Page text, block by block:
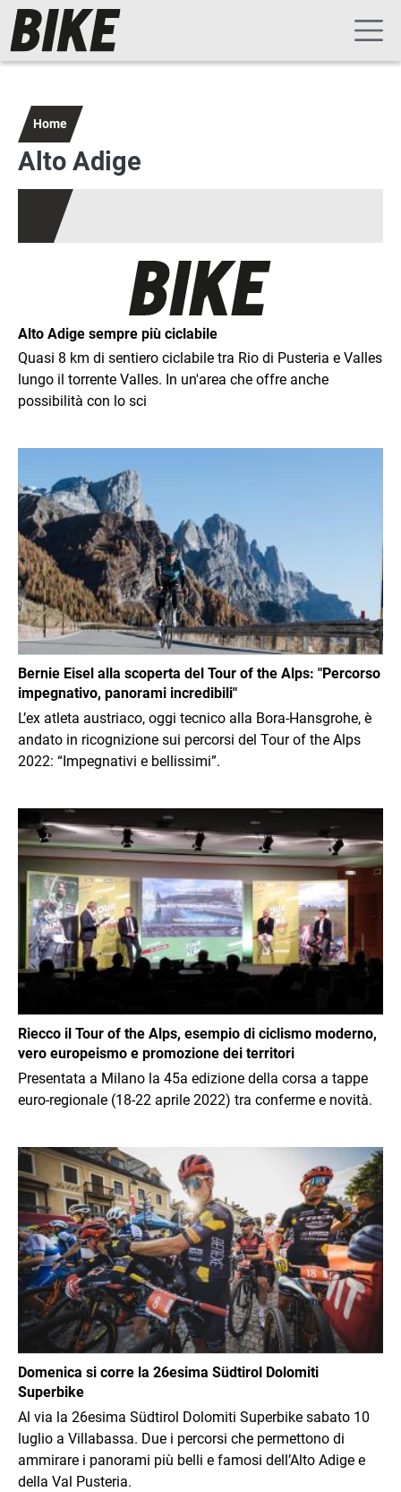
Salta al contenuto principale
Navigazione principale
Home
Alto Adige
Alto Adige sempre più ciclabile
Quasi 8 km di sentiero ciclabile tra Rio di Pusteria e Valles
lungo il torrente Valles. In un'area che offre anche
possibilità con lo sci
Bernie Eisel alla scoperta del Tour of the Alps: "Percorso
impegnativo, panorami incredibili"
L’ex atleta austriaco, oggi tecnico alla Bora-Hansgrohe, è
andato in ricognizione sui percorsi del Tour of the Alps
2022: “Impegnativi e bellissimi”.
Immagine
Riecco il Tour of the Alps, esempio di ciclismo moderno,
vero europeismo e promozione dei territori
Presentata a Milano la 45a edizione della corsa a tappe
euro-regionale (18-22 aprile 2022) tra conferme e novità.
Immagine
Domenica si corre la 26esima Südtirol Dolomiti
Superbike
Al via la 26esima Südtirol Dolomiti Superbike sabato 10
luglio a Villabassa. Due i percorsi che permettono di
ammirare i panorami più belli e famosi dell’Alto Adige e
della Val Pusteria.